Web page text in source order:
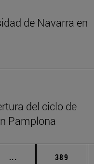
de Navarra en
del ciclo de
Pamplona
... Páginas intermedias
Página
389